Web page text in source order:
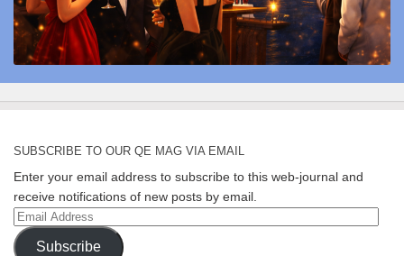
SUBSCRIBE TO OUR QE MAG VIA EMAIL
Enter your email address to subscribe to this web-journal and
receive notifications of new posts by email.
Email
Address
Subscribe